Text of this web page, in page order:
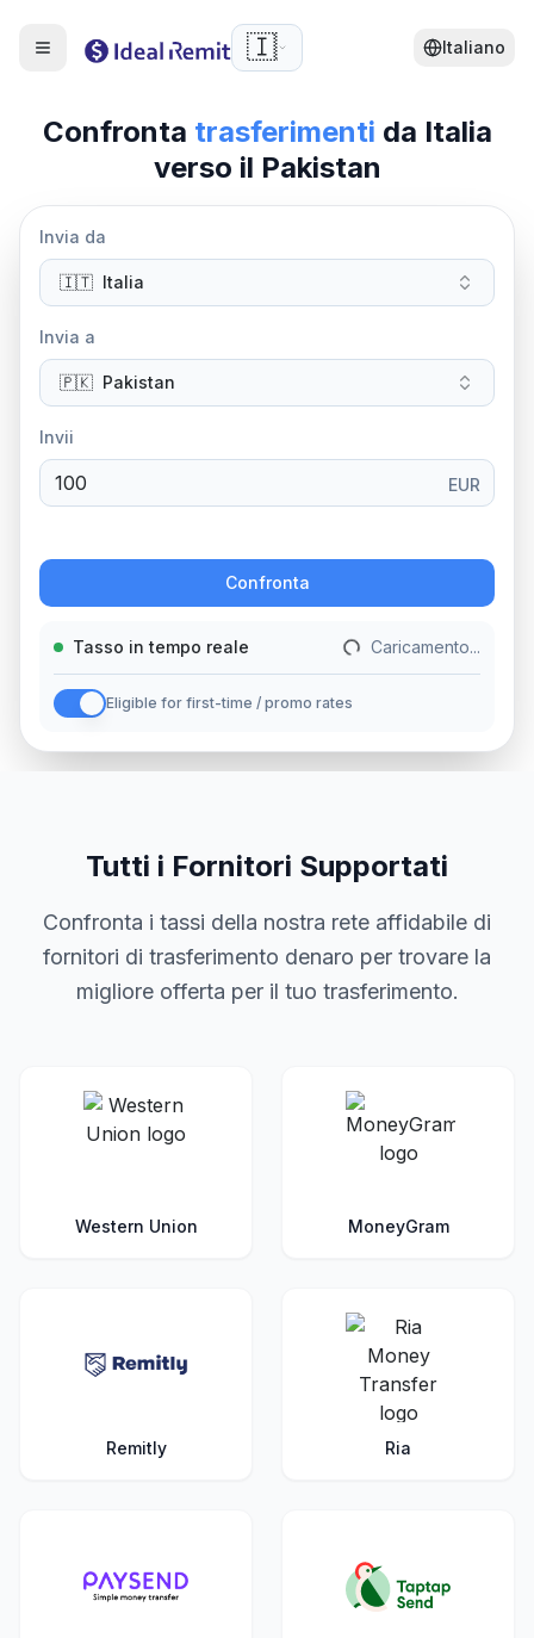
🇮🇹 Italiano
Confronta trasferimenti da Italia
verso il Pakistan
Invia da
🇮🇹 Italia
Invia a
🇵🇰 Pakistan
Invii
EUR
Confronta
Tasso in tempo reale Caricamento...
Eligible for first-time / promo rates
Tutti i Fornitori Supportati
Confronta i tassi della nostra rete affidabile di
fornitori di trasferimento denaro per trovare la
migliore offerta per il tuo trasferimento.
Western Union MoneyGram
Remitly Ria